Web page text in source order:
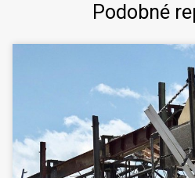
Podobné